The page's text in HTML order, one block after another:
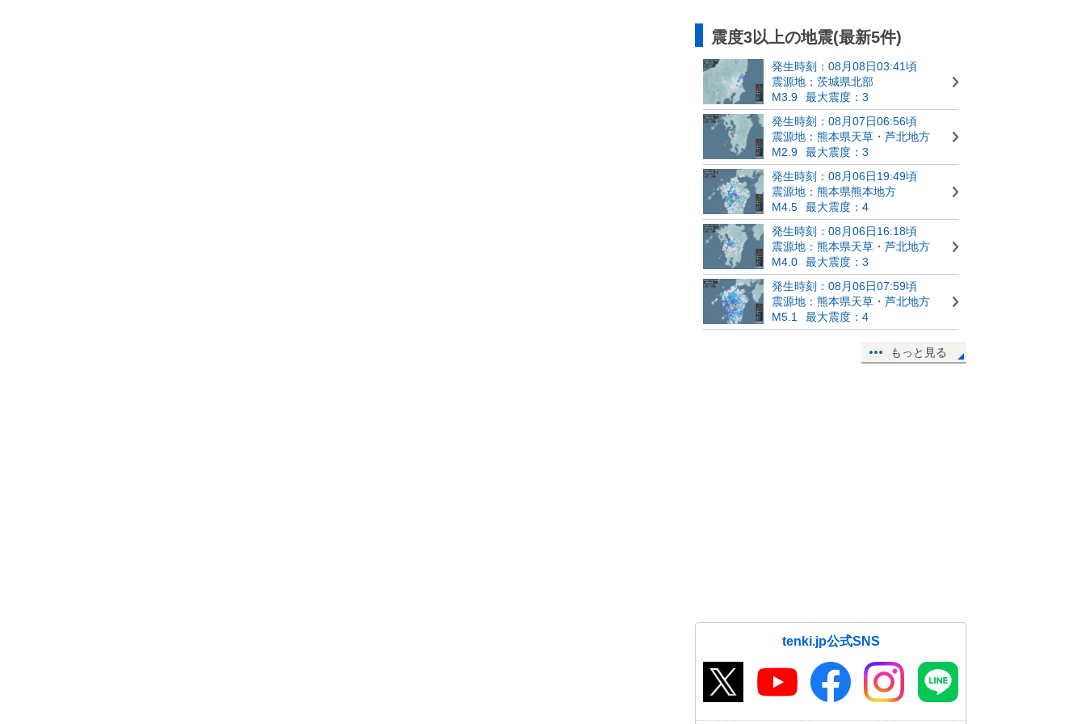
震度3以上の地震(最新5件)
発生時刻：08月08日03:41頃
震源地：茨城県北部
M3.9
最大震度：3
発生時刻：08月07日06:56頃
震源地：熊本県天草・芦北地方
M2.9
最大震度：3
発生時刻：08月06日19:49頃
震源地：熊本県熊本地方
M4.5
最大震度：4
発生時刻：08月06日16:18頃
震源地：熊本県天草・芦北地方
M4.0
最大震度：3
発生時刻：08月06日07:59頃
震源地：熊本県天草・芦北地方
M5.1
最大震度：4
もっと見る
tenki.jp公式SNS